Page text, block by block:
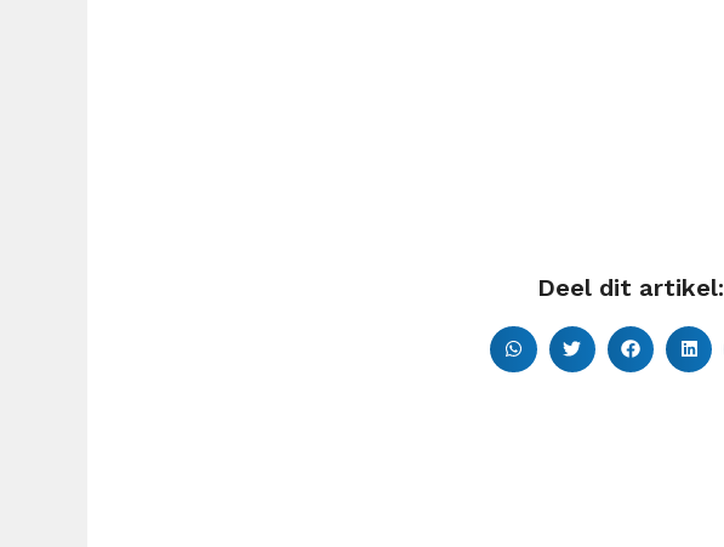
Deel dit artikel: